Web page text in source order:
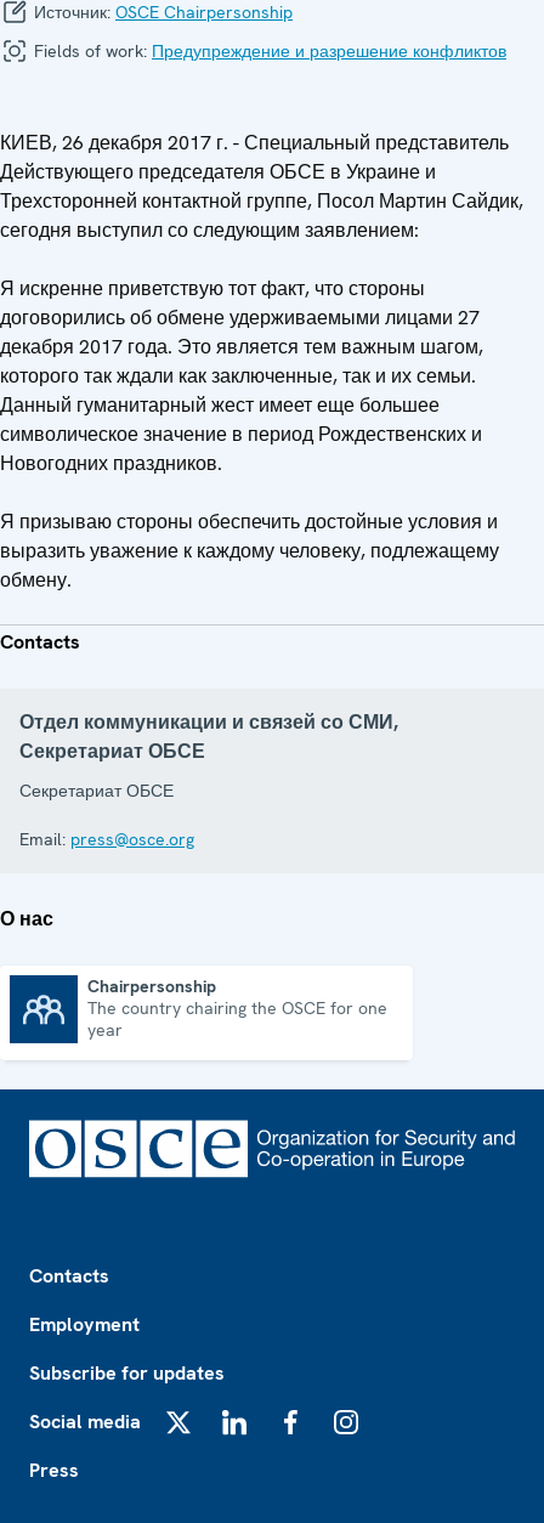
Источник: OSCE Chairpersonship
Fields of work: Предупреждение и разрешение конфликтов
КИЕВ, 26 декабря 2017 г. - Специальный представитель
Действующего председателя ОБСЕ в Украине и
Трехсторонней контактной группе, Посол Мартин Сайдик,
сегодня выступил со следующим заявлением:
Я искренне приветствую тот факт, что стороны
договорились об обмене удерживаемыми лицами 27
декабря 2017 года. Это является тем важным шагом,
которого так ждали как заключенные, так и их семьи.
Данный гуманитарный жест имеет еще большее
символическое значение в период Рождественских и
Новогодних праздников.
Я призываю стороны обеспечить достойные условия и
выразить уважение к каждому человеку, подлежащему
обмену.
Contacts
Отдел коммуникации и связей со СМИ,
Секретариат ОБСЕ
Секретариат ОБСЕ
Email: press@osce.org
О нас
Chairpersonship
The country chairing the OSCE for one
year
Contacts
Employment
Subscribe for updates
Social media
Press